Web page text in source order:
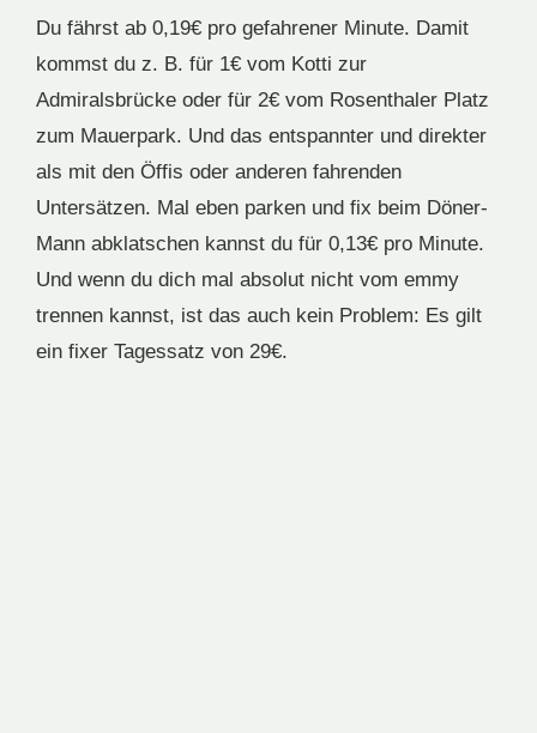
Du fährst ab 0,19€ pro gefahrener Minute. Damit
kommst du z. B. für 1€ vom Kotti zur
Admiralsbrücke oder für 2€ vom Rosenthaler Platz
zum Mauerpark. Und das entspannter und direkter
als mit den Öffis oder anderen fahrenden
Untersätzen. Mal eben parken und fix beim Döner-
Mann abklatschen kannst du für 0,13€ pro Minute.
Und wenn du dich mal absolut nicht vom emmy
trennen kannst, ist das auch kein Problem: Es gilt
ein fixer Tagessatz von 29€.